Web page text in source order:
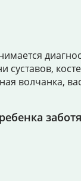
суставов,
волчанка,